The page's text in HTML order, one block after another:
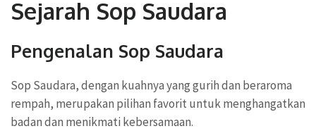
Sejarah Sop Saudara
Pengenalan Sop Saudara
Sop Saudara, dengan kuahnya yang gurih dan beraroma
rempah, merupakan pilihan favorit untuk menghangatkan
badan dan menikmati kebersamaan.